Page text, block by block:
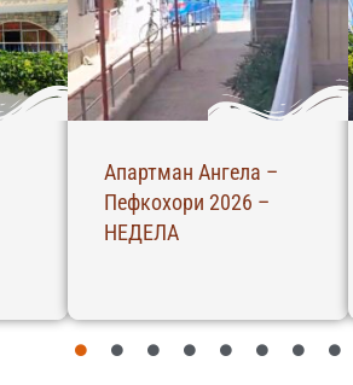
Апартман Ангела –
Пефкохори 2026 –
НЕДЕЛА